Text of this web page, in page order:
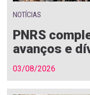
NOTÍCIAS
PNRS
avanços e
03/08/2026